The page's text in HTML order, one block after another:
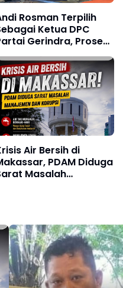
Rosman Terpilih
Ketua DPC
Gerindra, Prosesi
Dipimpin
Sufmi Dasco
Air Bersih di
PDAM Diduga
Masalah